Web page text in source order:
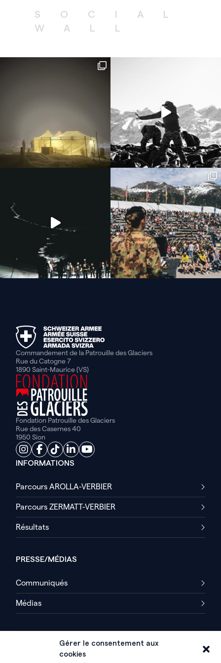
Gérer le consentement aux
cookies
« Je préserve l’environnement »; en ayant un
comportement éco-responsable, chacun
ressources naturelles disponibles.
« Chaque geste compte ! »,
préserver l’environnement. Des petits gestes
cumulés qui réduisent considérablement le
gaspillage et l’impact sur notre environnement.
SOCIAL
WALL
Commandement de la Patrouille des Glaciers
Rue du Catogne 7
1890 Saint-Maurice (VS)
Fondation Patrouille des Glaciers
Rue des Casernes 40
1950 Sion
INFORMATIONS
Parcours AROLLA-VERBIER
Parcours ZERMATT-VERBIER
Résultats
PRESSE/MÉDIAS
Communiqués
Médias
Un peu d’Histoire…